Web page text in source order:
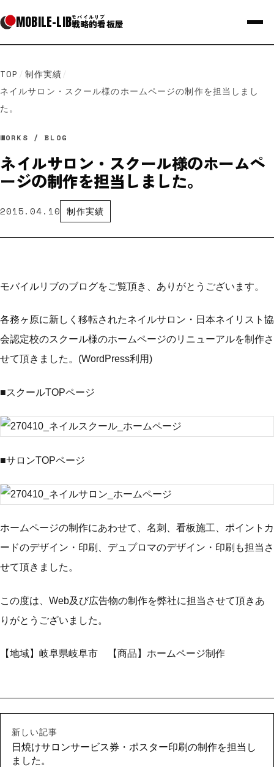
MOBILE-LIBモバイルリブ
戦略的看板屋
TOP / 制作実績/
ネイルサロン・スクール様のホームページの制作を担当しまし
た。
WORKS / BLOG
ネイルサロン・スクール様のホームペ
ージの制作を担当しました。
2015.04.10 制作実績
モバイルリブのブログをご覧頂き、ありがとうございます。
各務ヶ原に新しく移転されたネイルサロン・日本ネイリスト協
会認定校のスクール様のホームページのリニューアルを制作さ
せて頂きました。(WordPress利用)
■スクールTOPページ
■サロンTOPページ
ホームページの制作にあわせて、名刺、看板施工、ポイントカ
ードのデザイン・印刷、デュプロマのデザイン・印刷も担当さ
せて頂きました。
この度は、Web及び広告物の制作を弊社に担当させて頂きあ
りがとうございました。
【地域】岐阜県岐阜市 【商品】ホームページ制作
新しい記事
日焼けサロンサービス券・ポスター印刷の制作を担当し
ました。